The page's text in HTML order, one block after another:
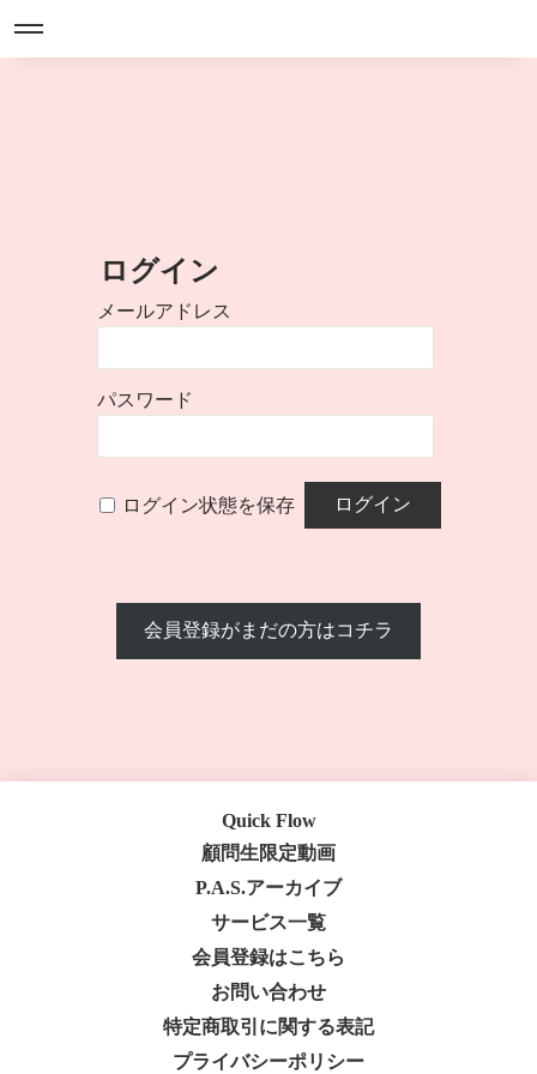
ログイン
メールアドレス
パスワード
ログイン状態を保存
会員登録がまだの方はコチラ
Quick Flow
顧問生限定動画
P.A.S.アーカイブ
サービス一覧
会員登録はこちら
お問い合わせ
特定商取引に関する表記
プライバシーポリシー